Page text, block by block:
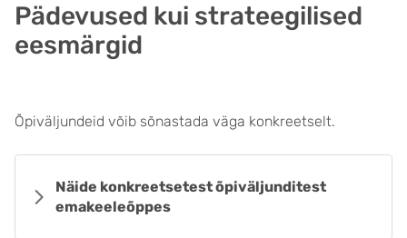
Pädevused kui strateegilised
eesmärgid
Õpiväljundeid võib sõnastada väga konkreetselt.
Näide konkreetsetest õpiväljunditest
emakeeleõppes